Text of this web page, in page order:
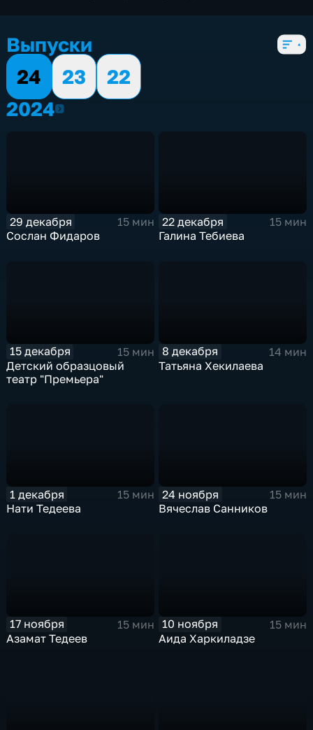
Выпуски
24
23
22
20242024
29 декабря
15 мин
Сослан Фидаров
22 декабря
15 мин
Галина Тебиева
15 декабря
15 мин
Детский образцовый
театр "Премьера"
8 декабря
14 мин
Татьяна Хекилаева
1 декабря
15 мин
Нати Тедеева
24 ноября
15 мин
Вячеслав Санников
17 ноября
15 мин
Азамат Тедеев
10 ноября
15 мин
Аида Харкиладзе